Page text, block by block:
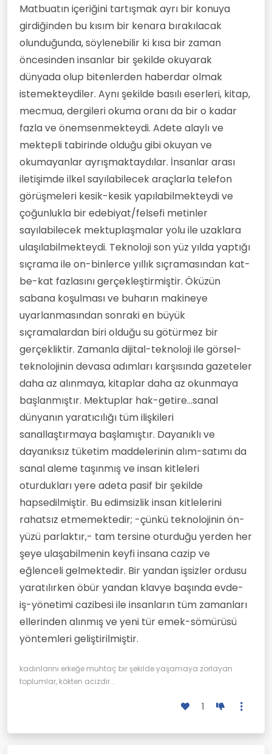
Matbuatın içeriğini tartışmak ayrı bir konuya
girdiğinden bu kısım bir kenara bırakılacak
olunduğunda, söylenebilir ki kısa bir zaman
öncesinden insanlar bir şekilde okuyarak
dünyada olup bitenlerden haberdar olmak
istemekteydiler. Aynı şekilde basılı eserleri, kitap,
mecmua, dergileri okuma oranı da bir o kadar
fazla ve önemsenmekteydi. Adete alaylı ve
mektepli tabirinde olduğu gibi okuyan ve
okumayanlar ayrışmaktaydılar. İnsanlar arası
iletişimde ilkel sayılabilecek araçlarla telefon
görüşmeleri kesik-kesik yapılabilmekteydi ve
çoğunlukla bir edebiyat/felsefi metinler
sayılabilecek mektuplaşmalar yolu ile uzaklara
ulaşılabilmekteydi. Teknoloji son yüz yılda yaptığı
sıçrama ile on-binlerce yıllık sıçramasından kat-
be-kat fazlasını gerçekleştirmiştir. Öküzün
sabana koşulması ve buharın makineye
uyarlanmasından sonraki en büyük
sıçramalardan biri olduğu su götürmez bir
gerçekliktir. Zamanla dijital-teknoloji ile görsel-
teknolojinin devasa adımları karşısında gazeteler
daha az alınmaya, kitaplar daha az okunmaya
başlanmıştır. Mektuplar hak-getire...sanal
dünyanın yaratıcılığı tüm ilişkileri
sanallaştırmaya başlamıştır. Dayanıklı ve
dayanıksız tüketim maddelerinin alım-satımı da
sanal aleme taşınmış ve insan kitleleri
oturdukları yere adeta pasif bir şekilde
hapsedilmiştir. Bu edimsizlik insan kitlelerini
rahatsız etmemektedir; -çünkü teknolojinin ön-
yüzü parlaktır,- tam tersine oturduğu yerden her
şeye ulaşabilmenin keyfi insana cazip ve
eğlenceli gelmektedir. Bir yandan işsizler ordusu
yaratılırken öbür yandan klavye başında evde-
iş-yönetimi cazibesi ile insanların tüm zamanları
ellerinden alınmış ve yeni tür emek-sömürüsü
yöntemleri geliştirilmiştir.
kadınlarını erkeğe muhtaç bir şekilde yaşamaya zorlayan
toplumlar, kökten acizdir...
1